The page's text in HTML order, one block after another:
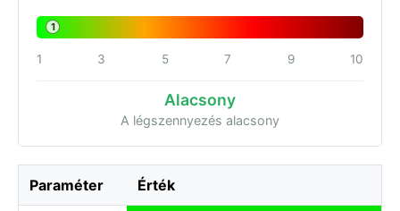
1
1 3 5 7 9 10
Alacsony
A légszennyezés alacsony
Paraméter Érték